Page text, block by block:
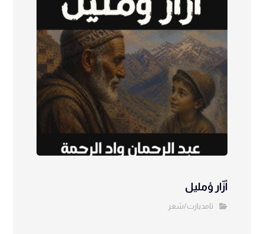
أزّار ؤمليل
تامديازت/شعر